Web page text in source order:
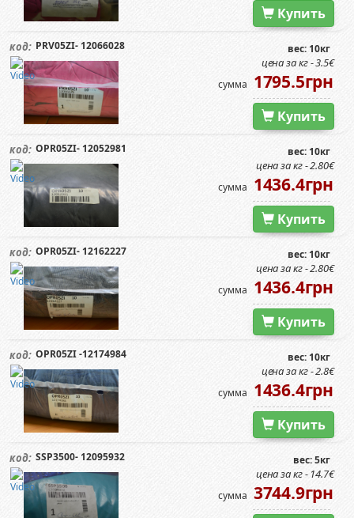
Купить
код: PRV05ZI- 12066028 вес: 10кг
цена за кг - 3.5€
сумма 1795.5грн
Купить
код: OPR05ZI- 12052981 вес: 10кг
цена за кг - 2.80€
сумма 1436.4грн
Купить
код: OPR05ZI- 12162227 вес: 10кг
цена за кг - 2.80€
сумма 1436.4грн
Купить
код: OPR05ZI -12174984 вес: 10кг
цена за кг - 2.8€
сумма 1436.4грн
Купить
код: SSP3500- 12095932 вес: 5кг
цена за кг - 14.7€
сумма 3744.9грн